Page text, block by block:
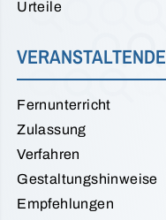
Urteile
VERANSTALTENDE
Fernunterricht
Zulassung
Verfahren
Gestaltungshinweise
Empfehlungen